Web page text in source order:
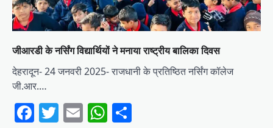
जीआरडी के नर्सिंग विद्यार्थियों ने मनाया राष्ट्रीय बालिका दिवस
देहरादून- 24 जनवरी 2025- राजधानी के प्रतिष्ठित नर्सिंग कॉलेज
जी.आर.…
Facebook
Twitter
EmailWhatsApp